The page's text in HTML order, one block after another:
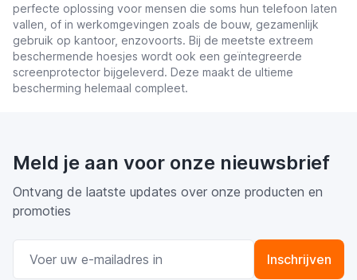
perfecte oplossing voor mensen die soms hun telefoon laten
vallen, of in werkomgevingen zoals de bouw, gezamenlijk
gebruik op kantoor, enzovoorts. Bij de meetste extreem
beschermende hoesjes wordt ook een geïntegreerde
screenprotector bijgeleverd. Deze maakt de ultieme
bescherming helemaal compleet.
Meld je aan voor onze nieuwsbrief
Ontvang de laatste updates over onze producten en
promoties
Inschrijven